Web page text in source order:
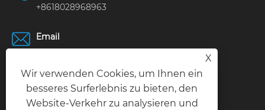
+8618028968963
Email
Nantongbang Industrial Park, Nr. 80, Fumin
X
Wir verwenden Cookies, um Ihnen ein
besseres Surferlebnis zu bieten, den
Website-Verkehr zu analysieren und